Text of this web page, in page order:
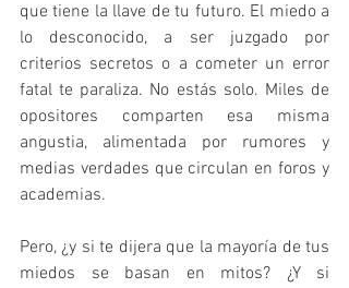
que tiene la llave de tu futuro. El miedo a
lo desconocido, a ser juzgado por
criterios secretos o a cometer un error
fatal te paraliza. No estás solo. Miles de
opositores comparten esa misma
angustia, alimentada por rumores y
medias verdades que circulan en foros y
academias.
Pero, ¿y si te dijera que la mayoría de tus
miedos se basan en mitos? ¿Y si